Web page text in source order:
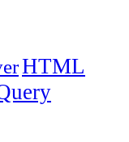
HTML